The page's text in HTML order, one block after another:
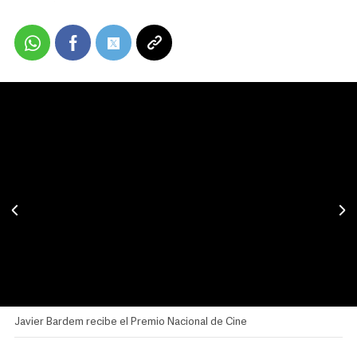
Javier Bardem recibe el Premio Nacional de Cine